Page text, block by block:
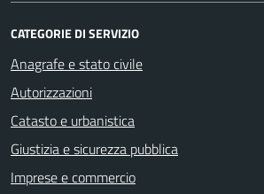
CATEGORIE DI SERVIZIO
Anagrafe e stato civile
Autorizzazioni
Catasto e urbanistica
Giustizia e sicurezza pubblica
Imprese e commercio